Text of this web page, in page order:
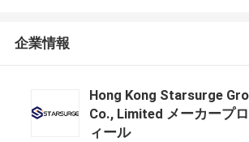
企業情報
Hong Kong Starsurge
Co., Limited メーカープ
ィール